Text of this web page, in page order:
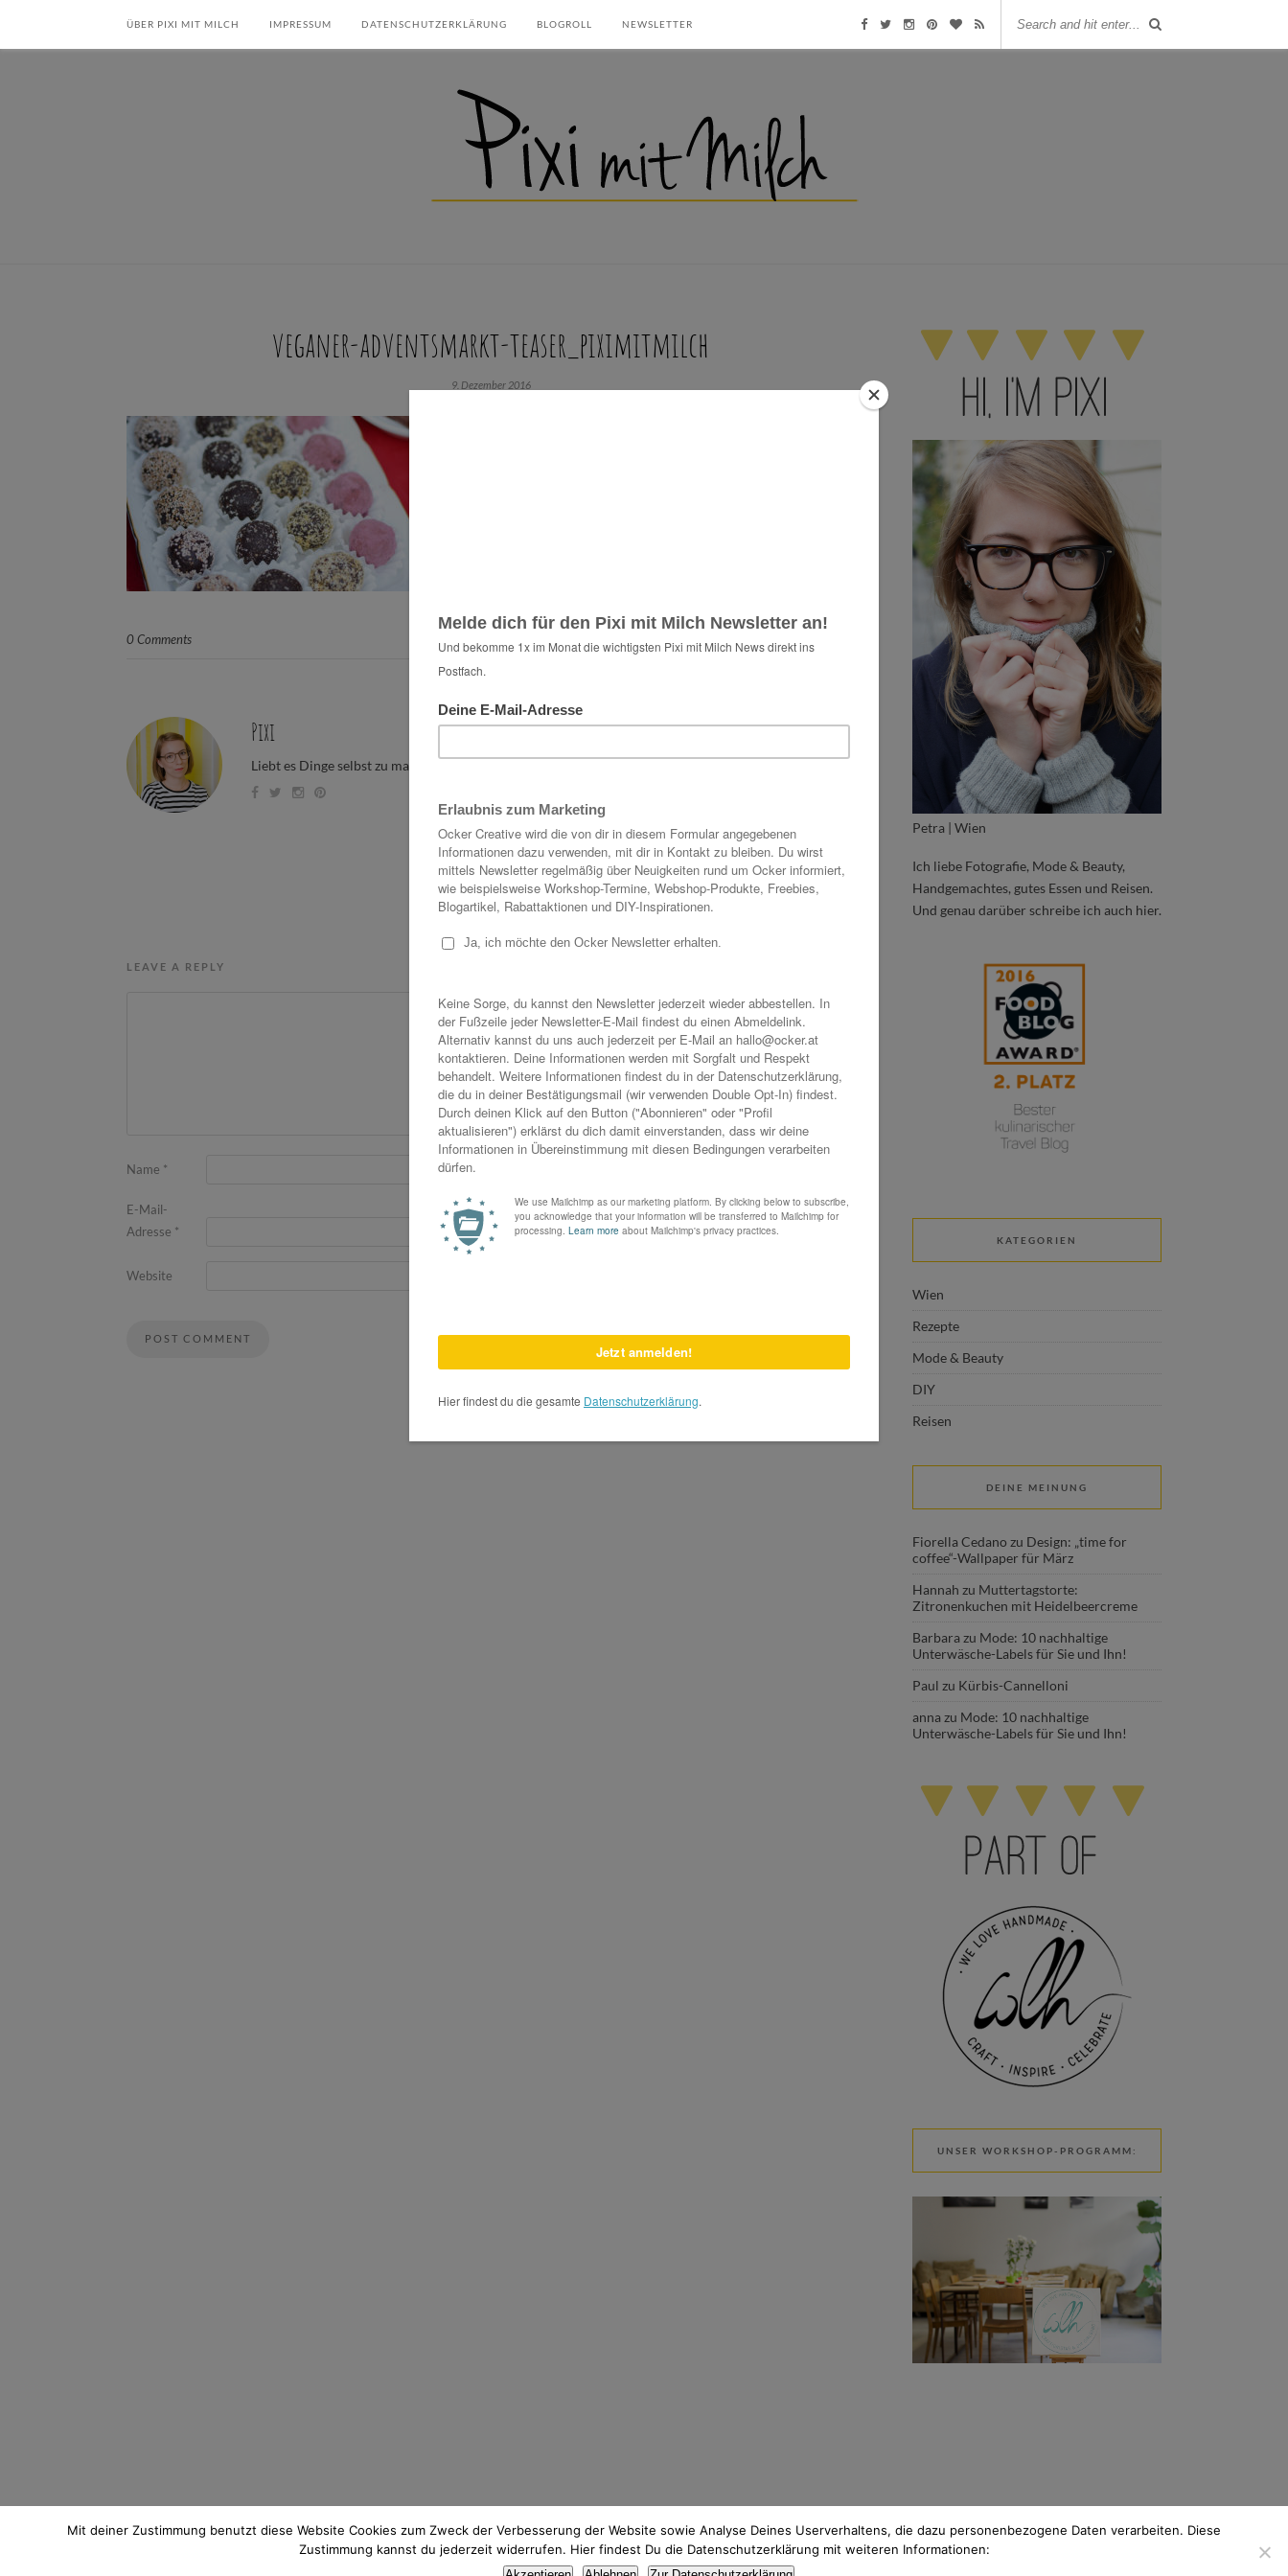
ÜBER PIXI MIT MILCH IMPRESSUM DATENSCHUTZERKLÄRUNG BLOGROLL NEWSLETTER
veganer-adventsmarkt-teaser_piximitmilch
9. Dezember 2016
0 Comments Share:
Pixi
Liebt es Dinge selbst zu machen, gutes Essen, schöne Architektur, Reisen und das bezaubernde Wien.
NO COMMENTS
LEAVE A REPLY
Name *
E-Mail-
Adresse *
Website
Petra | Wien
Ich liebe Fotografie, Mode & Beauty,
Handgemachtes, gutes Essen und Reisen.
Und genau darüber schreibe ich auch hier.
KATEGORIEN
Wien
Rezepte
Mode & Beauty
DIY
Reisen
DEINE MEINUNG
Fiorella Cedano zu Design: „time for
coffee“-Wallpaper für März
Hannah zu Muttertagstorte:
Zitronenkuchen mit Heidelbeercreme
Barbara zu Mode: 10 nachhaltige
Unterwäsche-Labels für Sie und Ihn!
Paul zu Kürbis-Cannelloni
anna zu Mode: 10 nachhaltige
Unterwäsche-Labels für Sie und Ihn!
UNSER WORKSHOP-PROGRAMM:
© 2021 Pixi mit Milch. All Rights Reserved. Du hast Fragen zum Thema Datenschutz? Hier findest du meine Datenschutzerklärung .
Mit deiner Zustimmung benutzt diese Website Cookies zum Zweck der Verbesserung der Website sowie Analyse Deines Userverhaltens, die dazu personenbezogene Daten verarbeiten. Diese
Zustimmung kannst du jederzeit widerrufen. Hier findest Du die Datenschutzerklärung mit weiteren Informationen: